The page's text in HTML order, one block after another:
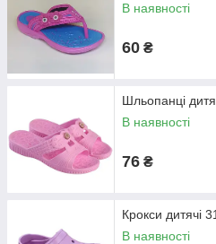
В наявності
60 ₴
Шльопанці
В наявності
76 ₴
Крокси дитячі
В наявності